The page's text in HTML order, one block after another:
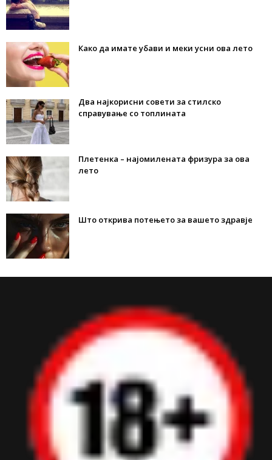
Како да имате убави и меки усни ова лето
Два најкорисни совети за стилско
справување со топлината
Плетенка – најомилената фризура за ова
лето
Што открива потењето за вашето здравје